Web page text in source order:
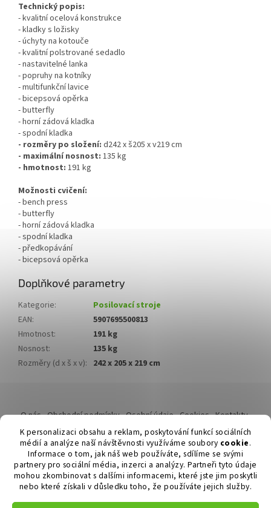
K personalizaci obsahu a reklam, poskytování funkcí sociálních
médií a analýze naší návštěvnosti využíváme soubory cookie.
Informace o tom, jak náš web používáte, sdílíme se svými
partnery pro sociální média, inzerci a analýzy. Partneři tyto údaje
mohou zkombinovat s dalšími informacemi, které jste jim poskytli
nebo které získali v důsledku toho, že používáte jejich služby.
Technický popis:
- kvalitní ocelová konstrukce
- kladky s ložisky
- úchyty na kotouče
- kvalitní polstrované sedadlo
- nastavitelné lanka
- popruhy na kotníky
- multifunkční lavice
- bicepsová opěrka
- butterfly
- horní zádová kladka
- spodní kladka
- rozměry po složení: d242 x š205 x v219 cm
- maximální nosnost: 135 kg
- hmotnost: 191 kg
Možnosti cvičení:
- bench press
- butterfly
- horní zádová kladka
- spodní kladka
- předkopávání
- bicepsová opěrka
Doplňkové parametry
Kategorie:
Posilovací stroje
EAN:
5907695500813
Hmotnost:
191 kg
Nosnost:
135 kg
Rozměry (d x š x v): 242 x 205 x 219 cm
á
p
O nás Obchodní podmínky Osobní údaje Cookies Kontakty
Reklamační řád
Vytvořil Shoptet